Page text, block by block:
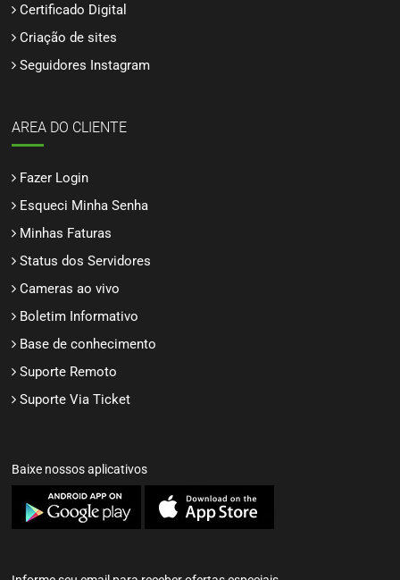
Certificado Digital
Criação de sites
Seguidores Instagram
AREA DO CLIENTE
Fazer Login
Esqueci Minha Senha
Minhas Faturas
Status dos Servidores
Cameras ao vivo
Boletim Informativo
Base de conhecimento
Suporte Remoto
Suporte Via Ticket
Baixe nossos aplicativos